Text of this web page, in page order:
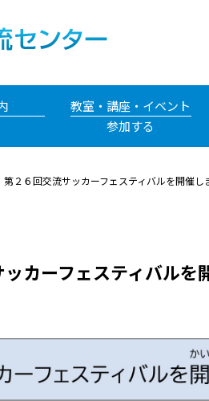
教室・講座・イベント
参加する
２６回交流サッカーフェスティバルを開催し
カーフェスティバルを